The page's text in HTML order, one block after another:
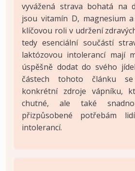
vyvážená strava bohatá na
jsou vitamín D, magnesium
klíčovou roli v udržení
tedy esenciální součástí
laktózovou intolerancí mají
úspěšně dodat do svého
částech tohoto článku
konkrétní zdroje vápníku,
chutné, ale také
přizpůsobené potřebám
intolerancí.